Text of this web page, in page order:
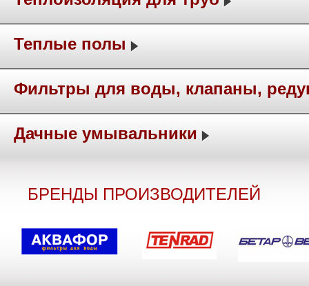
Теплые полы
Фильтры для воды, клапаны,
Дачные умывальники
БРЕНДЫ ПРОИЗВОДИТЕЛЕЙ